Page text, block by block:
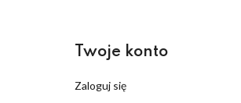
Twoje konto
Zaloguj się